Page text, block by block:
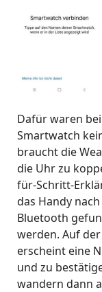
Dafür waren
Smartwatch
braucht die
die Uhr zu
für-Schritt-
das Handy
Bluetooth
werden. Auf
erscheint eine
und zu
wandern dann